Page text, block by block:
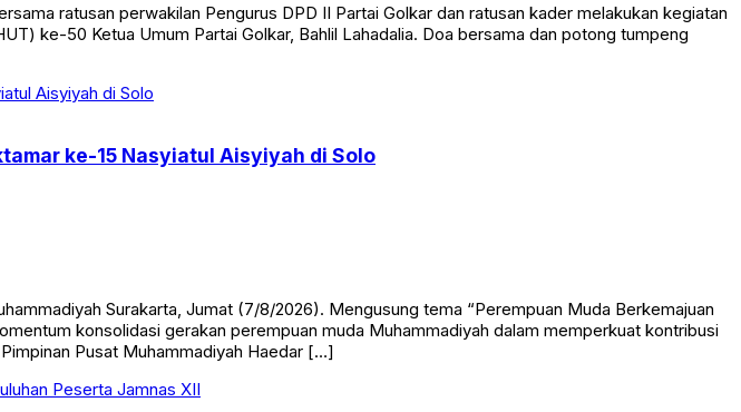
ratusan perwakilan Pengurus DPD II Partai Golkar dan ratusan kader melakukan kegiatan
ke-50 Ketua Umum Partai Golkar, Bahlil Lahadalia. Doa bersama dan potong tumpeng
ke-15 Nasyiatul Aisyiyah di Solo
Surakarta, Jumat (7/8/2026). Mengusung tema “Perempuan Muda Berkemajuan
konsolidasi gerakan perempuan muda Muhammadiyah dalam memperkuat kontribusi
Pusat Muhammadiyah Haedar […]